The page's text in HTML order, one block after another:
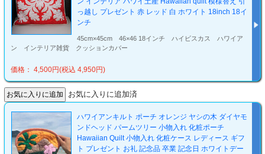
っ越し プレゼント 赤 レッド 白 ホワイト 18inch 18イ
ンチ
45cm×45cm 46×46 18インチ ハイビスカス ハワイア
ン インテリア雑貨 クッションカバー
価格： 4,500円(税込 4,950円)
お気に入りに追加済
ハワイアンキルト ポーチ オレンジ ヤシの木 ダイヤモ
ンドヘッド パームツリー 小物入れ 化粧ポーチ
Hawaiian Quilt 小物入れ 化粧ケース レディース ギフ
ト プレゼント お礼 記念品 卒業 記念日 ホワイトデー